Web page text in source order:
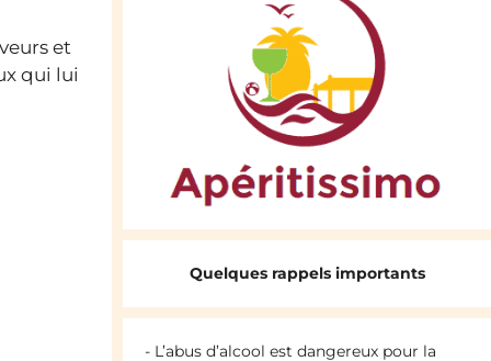
et
qui lui
Quelques rappels importants
- L’abus d’alcool est dangereux pour la